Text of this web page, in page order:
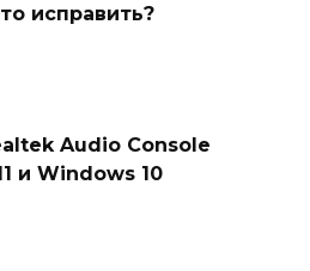
исправить?
Audio Console
и Windows 10